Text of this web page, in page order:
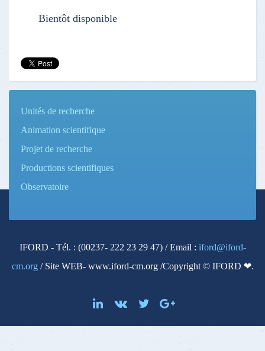
Bientôt disponible
Unités de recherche
Animation scientifique
Projet de recherche
Productions scientifiques
Observatoire
IFORD - Tél. : (00237- 222 23 29 47) / Email : iford@iford-
cm.org / Site WEB- www.iford-cm.org /Copyright © IFORD ❤.